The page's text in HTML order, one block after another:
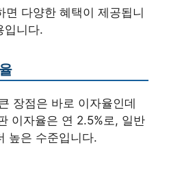
면 다양한 혜택이 제공됩니
입니다.
장점은 바로 이자율인데
이자율은 연 2.5%로, 일반
높은 수준입니다.